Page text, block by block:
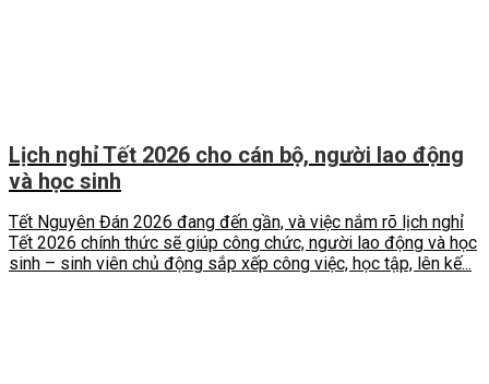
Lịch nghỉ Tết 2026 cho cán bộ, người lao động
và học sinh
Tết Nguyên Đán 2026 đang đến gần, và việc nắm rõ lịch nghỉ
Tết 2026 chính thức sẽ giúp công chức, người lao động và học
sinh – sinh viên chủ động sắp xếp công việc, học tập, lên kế...